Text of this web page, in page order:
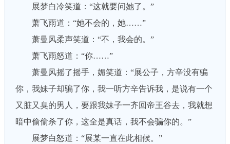
展梦白冷笑道：“这就要问她了。”
萧飞雨道：“她不会的，她……”
萧曼风柔声笑道：“不，我会的。”
萧飞雨怒道：“你……”
萧曼风摇了摇手，媚笑道：“展公子，方辛没有骗
你，我妹子却骗了你，我一听方辛告诉我，是说有一个
又脏又臭的男人，要跟我妹子一齐回帝王谷去，我就想
暗中偷偷杀了你，这全是真话，我不会骗你的。”
展梦白怒道：“展某一直在此相候。”